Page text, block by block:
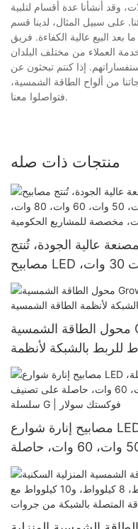
وقد أنشأنا عدة أقسام لتلبية
على سبيل المثال، لدينا قسم
البيع عالية الكفاءة. فريق
العملاء من مختلف البلدان
إذا كنتم تبحثون عن
من ألواح الطاقة الشمسية،
فتواصلوا معنا.
منتجات ذات صله
عالية الجودة، تُنتج
مصابيح LED شمسية خارجية للشوارع بقدرات 30 وات،
50 وات، 60 وات، 80 وات، و100 وات، مخصصة
محول الطاقة الشمسية Growatt Max 50KTL3-LV
و80 كيلوواط للربط بالشبكة لأنظمة
الطاقة الشمسية
مصابيح إنارة شوارع LED تعمل بالطاقة الشمسية، ذكية
ومتكاملة، بقدرات 40 وات، 50 وات، 60 وات، حاصلة